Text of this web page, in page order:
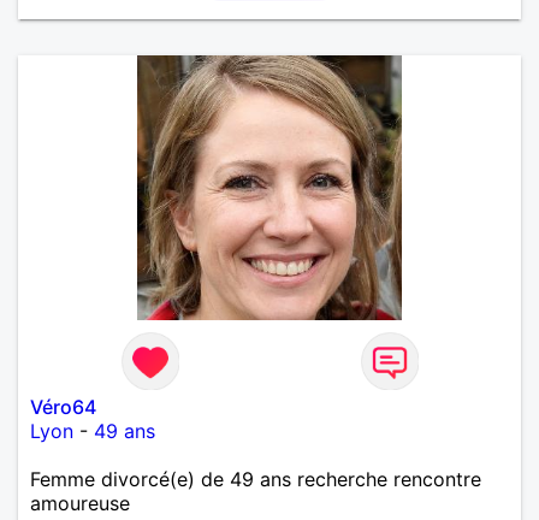
Véro64
Lyon - 49 ans
Femme divorcé(e) de 49 ans recherche rencontre
amoureuse